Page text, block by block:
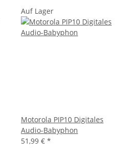
Auf Lager
Motorola PIP10 Digitales
Audio-Babyphon
51,99 € *